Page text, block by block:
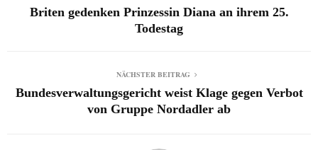
Briten gedenken Prinzessin Diana an ihrem 25.
Todestag
NÄCHSTER BEITRAG
Bundesverwaltungsgericht weist Klage gegen Verbot
von Gruppe Nordadler ab